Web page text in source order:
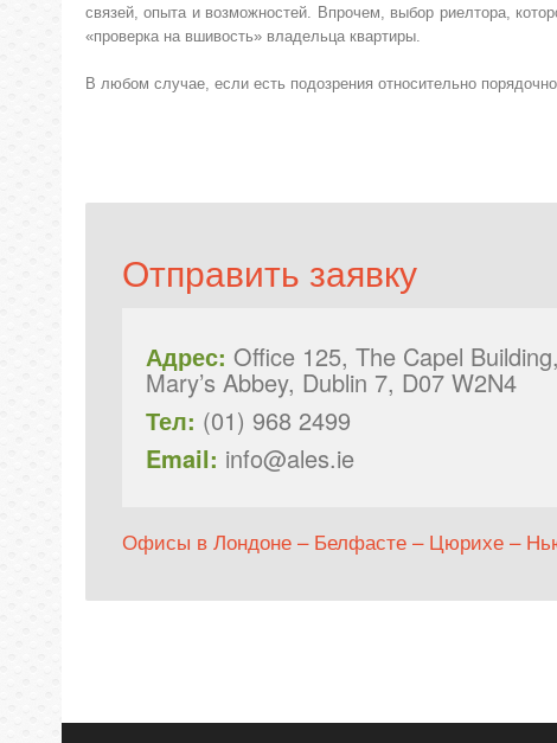
связей, опыта и возможностей. Впрочем, выбор риелтора,
«проверка на вшивость» владельца квартиры.
В любом случае, если есть подозрения относительно
Отправить заявку
Адрес: Office 125, The Capel Building,
Mary’s Abbey, Dublin 7, D07 W2N4
Тел: (01) 968 2499
Email: info@ales.ie
Офисы в Лондоне – Белфасте – Цюрихе –